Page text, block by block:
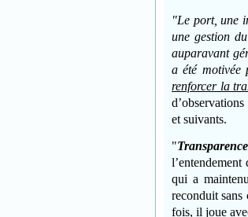
"Le port, une
une gestion
auparavant
a été motivée
renforcer la
et suivants.
"Transparence
qui a
reconduit
fois, il joue